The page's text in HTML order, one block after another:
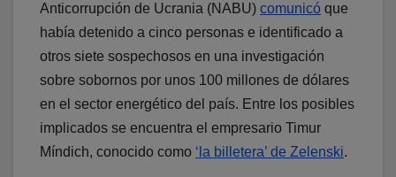
Anticorrupción de Ucrania (NABU) comunicó que
había detenido a cinco personas e identificado a
otros siete sospechosos en una investigación
sobre sobornos por unos 100 millones de dólares
en el sector energético del país. Entre los posibles
implicados se encuentra el empresario Timur
Míndich, conocido como ‘la billetera’ de Zelenski.